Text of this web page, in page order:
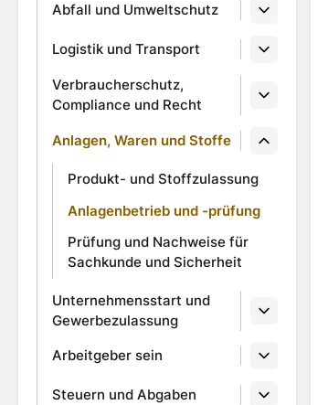
Abfall und Umweltschutz
Logistik und Transport
Verbraucherschutz,
Compliance und Recht
Anlagen, Waren und Stoffe
Produkt- und Stoffzulassung
Anlagenbetrieb und -prüfung
Prüfung und Nachweise für
Sachkunde und Sicherheit
Unternehmensstart und
Gewerbezulassung
Arbeitgeber sein
Steuern und Abgaben